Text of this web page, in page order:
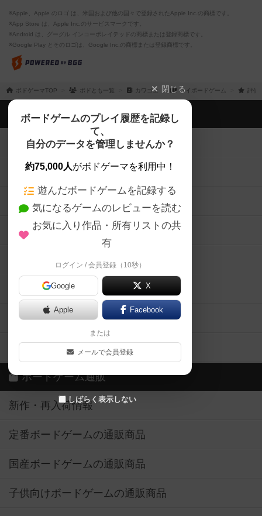
※Apple、Apple のロゴ は、米国および他の国々で登録されたApple Inc.の商標です。
※App Store は、Apple Inc.のサービスマークです。
※Android は、グーグル インコーポレイテッドの商標または登録商標です。
※Google Play とそのロゴは、Google Inc.の商標または登録商標です。
ボドゲーマTOP ボドとも一覧 カワゴエ マイボードゲーム 評価
閉じる
ボードゲームのプレイ履歴を記録し
て、
自分のデータを管理しませんか？
約75,000人がボドゲーマを利用中！
遊んだボードゲームを記録する
気になるゲームのレビューを読む
お気に入り作品・所有リストの共
有
ログイン / 会員登録（10秒）
Google X
Apple Facebook
または
メールで会員登録
しばらく表示しない
ボドゲーマTOP
ボードゲームを検索する
ボードゲームの新着レビュー
ボードゲーム会情報
メカニクス特集
掲示板・トピックス
ボドとも・会員一覧
ボードゲーム業界コラム
ボドゲーマご利用案内
ボードゲーム通販
新作・再入荷情報
定番ボードゲームの通販商品
国産ボードゲームの通販商品
子供向けボードゲームの通販商品